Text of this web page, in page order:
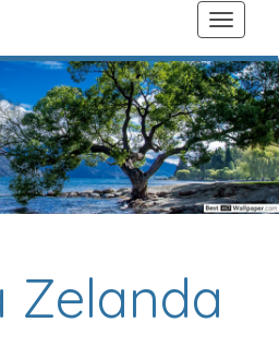
Zelanda